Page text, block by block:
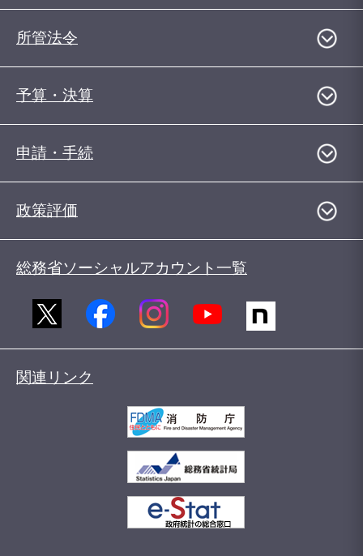
所管法令
予算・決算
申請・手続
政策評価
総務省ソーシャルアカウント一覧
関連リンク